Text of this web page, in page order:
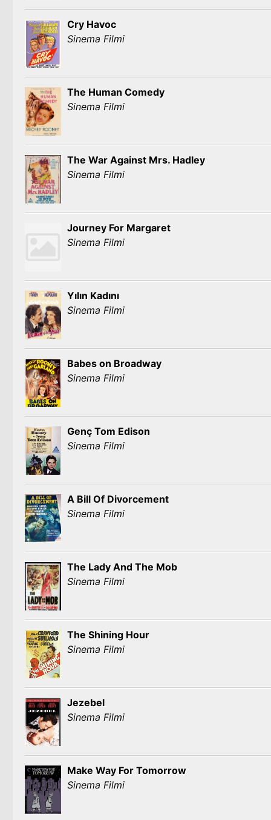
Cry Havoc
Sinema Filmi
The Human Comedy
Sinema Filmi
The War Against Mrs. Hadley
Sinema Filmi
Journey For Margaret
Sinema Filmi
Yılın Kadını
Sinema Filmi
Babes on Broadway
Sinema Filmi
Genç Tom Edison
Sinema Filmi
A Bill Of Divorcement
Sinema Filmi
The Lady And The Mob
Sinema Filmi
The Shining Hour
Sinema Filmi
Jezebel
Sinema Filmi
Make Way For Tomorrow
Sinema Filmi